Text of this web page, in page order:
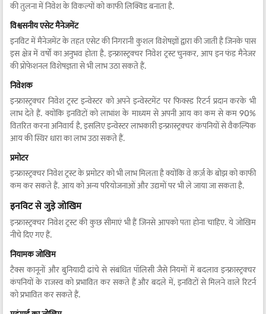
की तुलना में निवेश के विकल्पों को काफी लिक्विड बनाता है.
विश्वसनीय एसेट मैनेजमेंट
इनविट में मैनेजमेंट के तहत एसेट की निगरानी कुशल विशेषज्ञों द्वारा की जाती है जिनके पास
इस क्षेत्र में वर्षों का अनुभव होता है. इन्फ्रास्ट्रक्चर निवेश ट्रस्ट चुनकर, आप इन फंड मैनेजर
की प्रोफेशनल विशेषज्ञता से भी लाभ उठा सकते हैं.
निवेशक
इन्फ्रास्ट्रक्चर निवेश ट्रस्ट इन्वेस्टर को अपने इन्वेस्टमेंट पर फिक्स्ड रिटर्न प्रदान करके भी
लाभ देते हैं. क्योंकि इनविटों को लाभांश के माध्यम से अपनी आय का कम से कम 90%
वितरित करना अनिवार्य है, इसलिए इन्वेस्टर लाभकारी इन्फ्रास्ट्रक्चर कंपनियों से वैकल्पिक
आय की स्थिर धारा का लाभ उठा सकते हैं.
प्रमोटर
इन्फ्रास्ट्रक्चर निवेश ट्रस्ट के प्रमोटर को भी लाभ मिलता है क्योंकि वे क़र्ज़ के बोझ को काफी
कम कर सकते हैं. आय को अन्य परियोजनाओं और उद्यमों पर भी ले जाया जा सकता है.
इनविट से जुड़े जोखिम
इन्फ्रास्ट्रक्चर निवेश ट्रस्ट की कुछ सीमाएं भी हैं जिनसे आपको पता होना चाहिए. ये जोखिम
नीचे दिए गए हैं.
नियामक जोखिम
टैक्स कानूनों और बुनियादी ढांचे से संबंधित पॉलिसी जैसे नियमों में बदलाव इन्फ्रास्ट्रक्चर
कंपनियों के राजस्व को प्रभावित कर सकते हैं और बदले में, इनविटों से मिलने वाले रिटर्न
को प्रभावित कर सकते हैं.